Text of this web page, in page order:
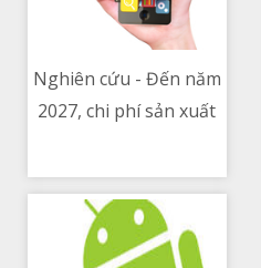
Nghiên cứu - Đến năm
2027, chi phí sản xuất
xe chạy xăng